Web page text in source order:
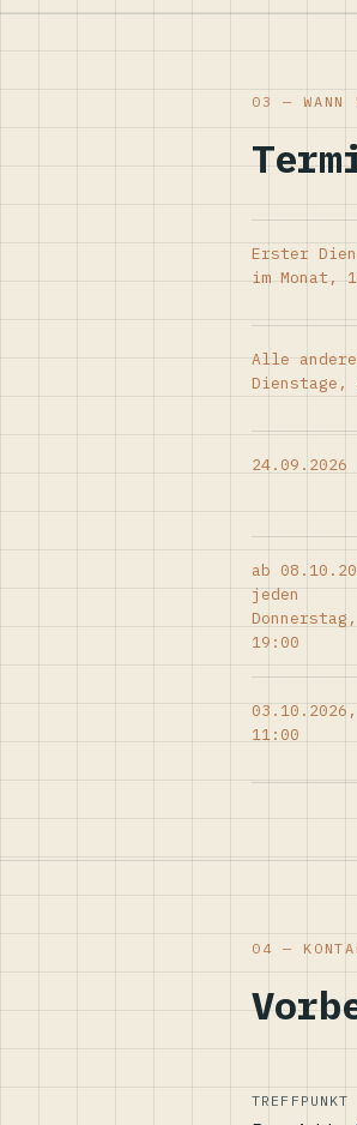
03 — WANN
Erster
im Monat,
Alle
Dienstage,
24.09.2026
ab
jeden
Donnerstag,
19:00
03.10.2026,
11:00
04 —
TREFFPUNKT